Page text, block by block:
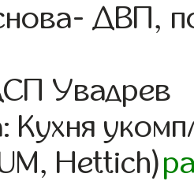
ДВП,
Увадрев
Кухня
Hettich)